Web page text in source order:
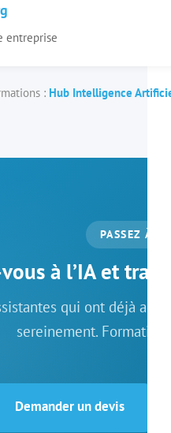
entreprise
: Hub Intelligence
PASSEZ À
à l’IA et
qui ont déjà
sereinement.
Demander un devis